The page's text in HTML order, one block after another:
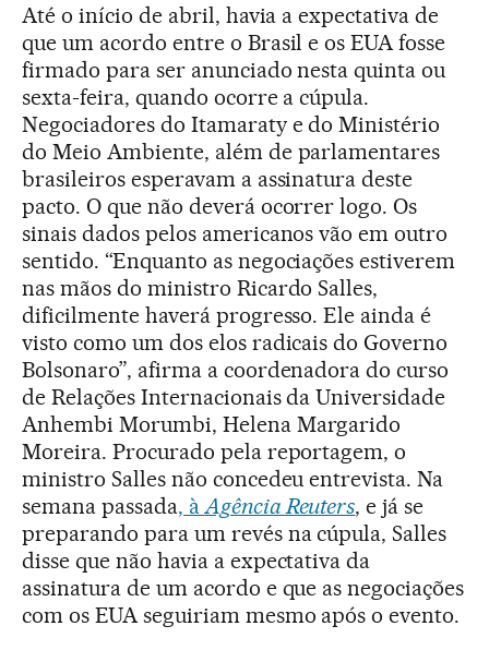
Até o início de abril, havia a expectativa de
que um acordo entre o Brasil e os EUA fosse
firmado para ser anunciado nesta quinta ou
sexta-feira, quando ocorre a cúpula.
Negociadores do Itamaraty e do Ministério
do Meio Ambiente, além de parlamentares
brasileiros esperavam a assinatura deste
pacto. O que não deverá ocorrer logo. Os
sinais dados pelos americanos vão em outro
sentido. “Enquanto as negociações estiverem
nas mãos do ministro Ricardo Salles,
dificilmente haverá progresso. Ele ainda é
visto como um dos elos radicais do Governo
Bolsonaro”, afirma a coordenadora do curso
de Relações Internacionais da Universidade
Anhembi Morumbi, Helena Margarido
Moreira. Procurado pela reportagem, o
ministro Salles não concedeu entrevista. Na
semana passada, àAgência Reuters, e já se
preparando para um revés na cúpula, Salles
disse que não havia a expectativa da
assinatura de um acordo e que as negociações
com os EUA seguiriam mesmo após o evento.